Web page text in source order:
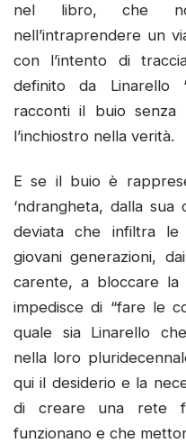
nel libro, che
nell’intraprendere un
con l’intento di
definito da Linarello
racconti il buio senza
l’inchiostro nella verità.
E se il buio è
‘ndrangheta, dalla sua
deviata che infiltra le
giovani generazioni,
carente, a bloccare la
impedisce di “fare le
quale sia Linarello
nella loro
qui il desiderio e la
di creare una rete
funzionano e che